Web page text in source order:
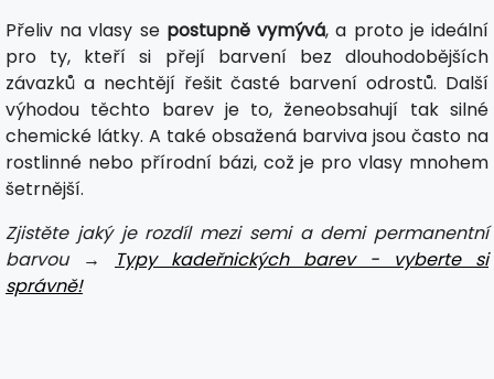
Přeliv na vlasy se postupně vymývá, a proto je ideální
pro ty, kteří si přejí barvení bez dlouhodobějších
závazků a nechtějí řešit časté barvení odrostů. Další
výhodou těchto barev je to, ženeobsahují tak silné
chemické látky. A také obsažená barviva jsou často na
rostlinné nebo přírodní bázi, což je pro vlasy mnohem
šetrnější.
Zjistěte jaký je rozdíl mezi semi a demi permanentní
barvou →
Typy kadeřnických barev - vyberte si
správně!